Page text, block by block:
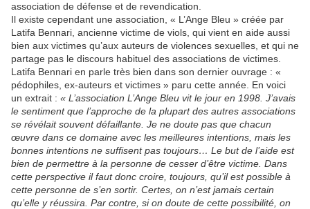
association de défense et de revendication.
Il existe cependant une association, « L’Ange Bleu » créée par
Latifa Bennari, ancienne victime de viols, qui vient en aide aussi
bien aux victimes qu’aux auteurs de violences sexuelles, et qui ne
partage pas le discours habituel des associations de victimes.
Latifa Bennari en parle très bien dans son dernier ouvrage : «
pédophiles, ex-auteurs et victimes » paru cette année. En voici
un extrait : « L’association L’Ange Bleu vit le jour en 1998. J’avais
le sentiment que l’approche de la plupart des autres associations
se révélait souvent défaillante. Je ne doute pas que chacun
œuvre dans ce domaine avec les meilleures intentions, mais les
bonnes intentions ne suffisent pas toujours… Le but de l’aide est
bien de permettre à la personne de cesser d’être victime. Dans
cette perspective il faut donc croire, toujours, qu’il est possible à
cette personne de s’en sortir. Certes, on n’est jamais certain
qu’elle y réussira. Par contre, si on doute de cette possibilité, on